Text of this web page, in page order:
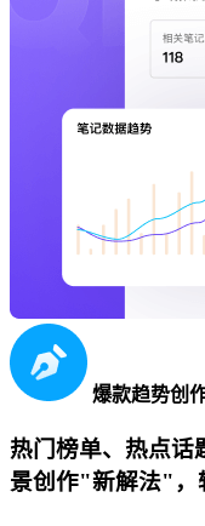
爆款趋势创
热门榜单、热点话
景创作"新解法"，